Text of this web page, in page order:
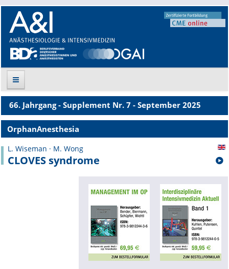
Suche
Aktuelle Ausgabe
Leitlinien
Supplements OrphanAnesthesia
66. Jahrgang - Supplement Nr. 7 - September 2025
OrphanAnesthesia
L. Wiseman · M. Wong
CLOVES syndrome